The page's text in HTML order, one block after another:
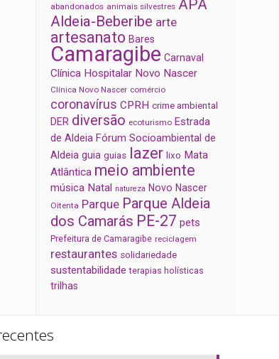
abandonados animais silvestres APA
Aldeia-Beberibe arte
artesanato Bares
Camaragibe Carnaval
Clínica Hospitalar Novo Nascer
Clínica Novo Nascer comércio
coronavírus CPRH crime ambiental
DER diversão ecoturismo Estrada
de Aldeia Fórum Socioambiental de
Aldeia guia guias lazer lixo Mata
Atlântica meio ambiente
música Natal natureza Novo Nascer
Oitenta Parque Parque Aldeia
dos Camarás PE-27 pets
Prefeitura de Camaragibe reciclagem
restaurantes solidariedade
sustentabilidade terapias holísticas
trilhas